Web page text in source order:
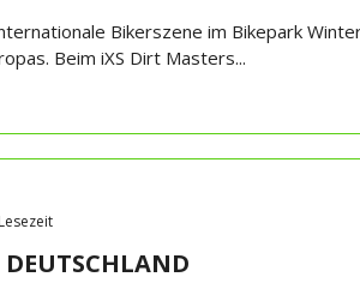
Bikerszene im Bikepark
Beim iXS Dirt Masters...